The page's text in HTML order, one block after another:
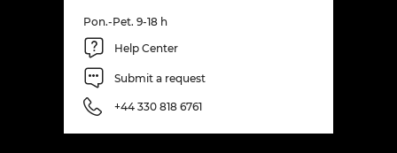
Pon.-Pet. 9-18 h
Help Center
Submit a request
+44 330 818 6761